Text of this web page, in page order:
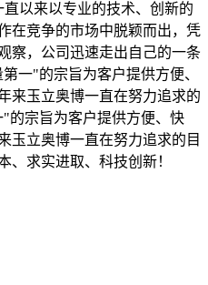
以来以专业的技术、创新的
在竞争的市场中脱颖而出，凭
察，公司迅速走出自己的一条
一"的宗旨为客户提供方便、
来玉立奥博一直在努力追求的
的宗旨为客户提供方便、快
玉立奥博一直在努力追求的目
、求实进取、科技创新！